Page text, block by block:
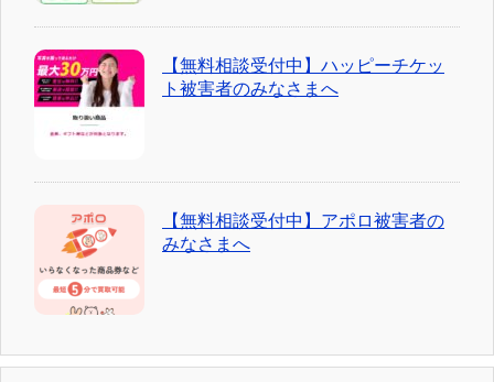
【無料相談受付中】ハッピーチケッ
ト被害者のみなさまへ
【無料相談受付中】アポロ被害者の
みなさまへ